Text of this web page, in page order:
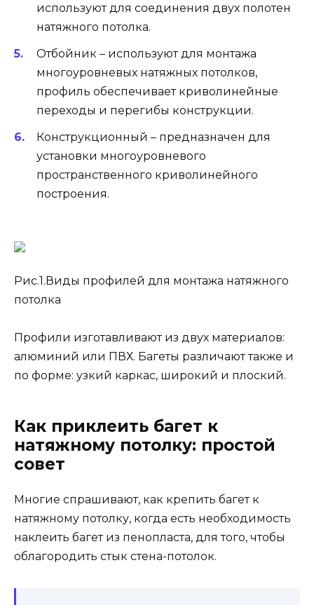
используют для соединения двух полотен
натяжного потолка.
Отбойник – используют для монтажа
многоуровневых натяжных потолков,
профиль обеспечивает криволинейные
переходы и перегибы конструкции.
Конструкционный – предназначен для
установки многоуровневого
пространственного криволинейного
построения.
Рис.1.Виды профилей для монтажа натяжного
потолка
Профили изготавливают из двух материалов:
алюминий или ПВХ. Багеты различают также и
по форме: узкий каркас, широкий и плоский.
Как приклеить багет к
натяжному потолку: простой
совет
Многие спрашивают, как крепить багет к
натяжному потолку, когда есть необходимость
наклеить багет из пенопласта, для того, чтобы
облагородить стык стена-потолок.